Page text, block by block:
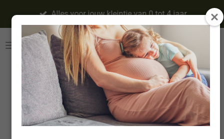
direct
de
hoofdinhoud
Alles voor jouw kleintje van 0 tot 4 jaar
Bellenblaas
rosé
8 stuks